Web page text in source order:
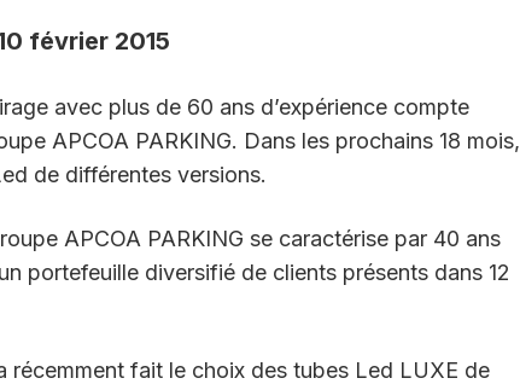
février 2015
avec plus de 60 ans d’expérience compte
APCOA PARKING. Dans les prochains 18 mois,
de différentes versions.
APCOA PARKING se caractérise par 40 ans
portefeuille diversifié de clients présents dans 12
récemment fait le choix des tubes Led LUXE de